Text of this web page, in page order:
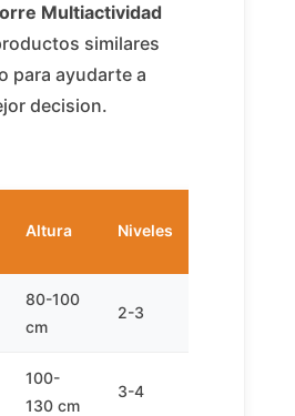
Multiactividad
similares
para ayudarte a
decision.
Altura Niveles
80-100
cm
2-3
100-
130 cm
3-4